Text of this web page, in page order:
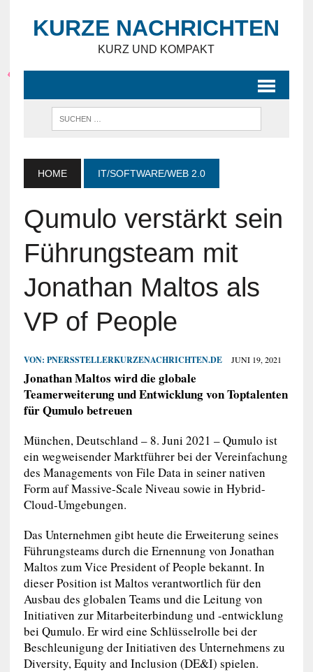
KURZE NACHRICHTEN
KURZ UND KOMPAKT
HOME IT/SOFTWARE/WEB 2.0
Qumulo verstärkt sein
Führungsteam mit
Jonathan Maltos als
VP of People
VON: PNERSSTELLERKURZENACHRICHTEN.DE JUNI 19, 2021
Jonathan Maltos wird die globale
Teamerweiterung und Entwicklung von Toptalenten
für Qumulo betreuen
München, Deutschland – 8. Juni 2021 – Qumulo ist
ein wegweisender Marktführer bei der Vereinfachung
des Managements von File Data in seiner nativen
Form auf Massive-Scale Niveau sowie in Hybrid-
Cloud-Umgebungen.
Das Unternehmen gibt heute die Erweiterung seines
Führungsteams durch die Ernennung von Jonathan
Maltos zum Vice President of People bekannt. In
dieser Position ist Maltos verantwortlich für den
Ausbau des globalen Teams und die Leitung von
Initiativen zur Mitarbeiterbindung und -entwicklung
bei Qumulo. Er wird eine Schlüsselrolle bei der
Beschleunigung der Initiativen des Unternehmens zu
Diversity, Equity and Inclusion (DE&I) spielen.